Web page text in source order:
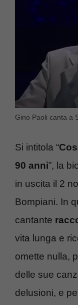
Gino Paoli canta a
Si intitola “
90 anni”, la
in uscita il 2
Bompiani. In
cantante
vita lunga e
omette nulla,
delle sue
delusioni, e